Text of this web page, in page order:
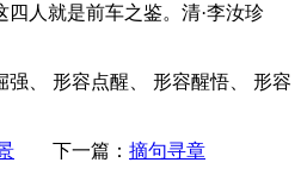
四人就是前车之鉴。清·李汝珍
强、 形容点醒、 形容醒悟、 形容
下一篇： 摘句寻章